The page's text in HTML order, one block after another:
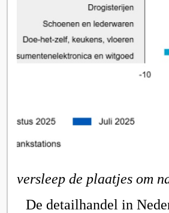
versleep de plaatjes om
De detailhandel in